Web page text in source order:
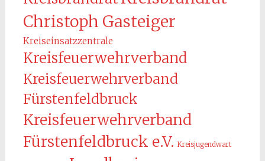
Christoph Gasteiger
Kreiseinsatzzentrale
Kreisfeuerwehrverband
Kreisfeuerwehrverband
Fürstenfeldbruck
Kreisfeuerwehrverband
Fürstenfeldbruck e.V. Kreisjugendwart